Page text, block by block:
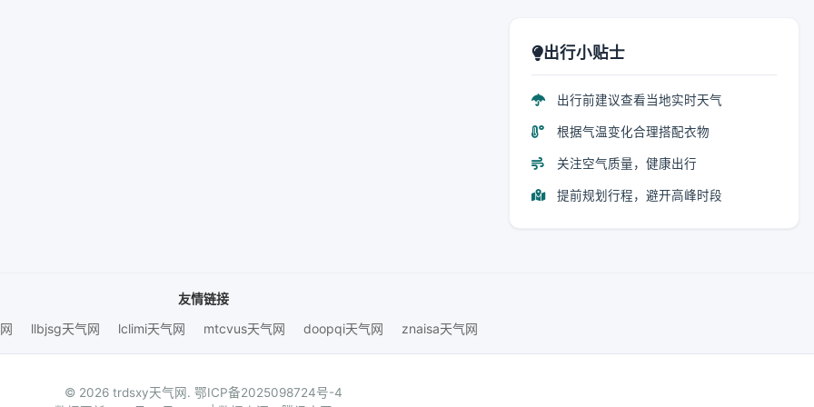
出行小贴士
出行前建议查看当地实时天气
根据气温变化合理搭配衣物
关注空气质量，健康出行
提前规划行程，避开高峰时段
友情链接
llbjsg天气网 lclimi天气网 mtcvus天气网 doopqi天气网 znaisa天气网
© 2026 trdsxy天气网. 鄂ICP备2025098724号-4